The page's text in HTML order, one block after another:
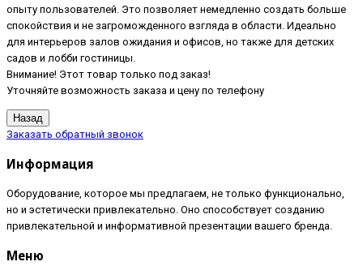
опыту пользователей. Это позволяет немедленно создать больше
спокойствия и не загроможденного взгляда в области. Идеально
для интерьеров залов ожидания и офисов, но также для детских
садов и лобби гостиницы.
Внимание! Этот товар только под заказ!
Уточняйте возможность заказа и цену по телефону
Заказать обратный звонок
Информация
Оборудование, которое мы предлагаем, не только функционально,
но и эстетически привлекательно. Оно способствует созданию
привлекательной и информативной презентации вашего бренда.
Меню